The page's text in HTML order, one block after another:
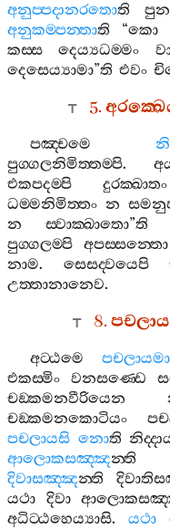
අනුප‍්පදානරතොති
අනුකම‍්පන‍්තාති “කො
කස‍්ස
දෙය්‍යධම‍්මං
දෙසෙය්‍යාමා”ති එවං
5.
පඤ‍්චමෙ
පුග‍්ගලනිමිත‍්තම‍්පි.
එකපදම‍්පි
දුරක‍්ඛාතං
ධම‍්මනිමිත‍්තං න
න
ස‍්වාක‍්ඛාතො”ති
පුග‍්ගලම‍්පි
අපස‍්සන‍්තො
නාම. සෙසද‍්වයෙපි
උත‍්තානානෙව.
8.
අට‍්ඨමෙ
එකස‍්මිං
වනසණ‍්ඩෙ
චඞ‍්කමනවීරියෙන
චඞ‍්කමනකොටියං
පචලායසි නොති
ආලොකසඤ‍්ඤන‍්ති
දිවාසඤ‍්ඤන‍්ති
යථා
දිවා
අධිට‍්ඨහෙය්‍යාසි. යථා